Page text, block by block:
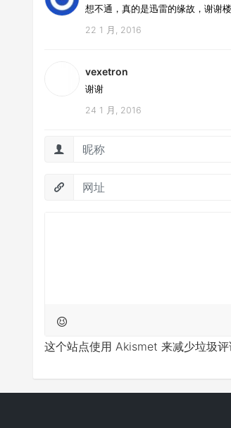
想不通，真的是迅雷的缘故，谢谢楼
22 1 月, 2016
vexetron
谢谢
24 1 月, 2016
这个站点使用 Akismet 来减少垃圾评